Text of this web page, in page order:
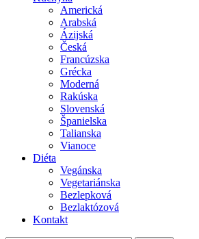
Americká
Arabská
Ázijská
Česká
Francúzska
Grécka
Moderná
Rakúska
Slovenská
Španielska
Talianska
Vianoce
Diéta
Vegánska
Vegetariánska
Bezlepková
Bezlaktózová
Kontakt